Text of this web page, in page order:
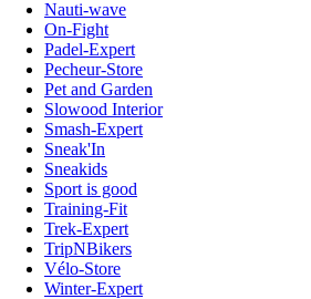
Nauti-wave
On-Fight
Padel-Expert
Pecheur-Store
Pet and Garden
Slowood Interior
Smash-Expert
Sneak'In
Sneakids
Sport is good
Training-Fit
Trek-Expert
TripNBikers
Vélo-Store
Winter-Expert